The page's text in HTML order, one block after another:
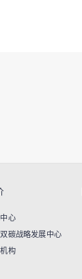
心
碳战略发展中心
构